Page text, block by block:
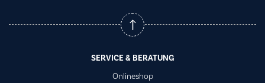
SERVICE & BERATUNG
Onlineshop